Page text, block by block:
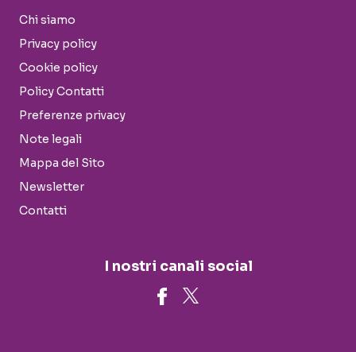
Chi siamo
Privacy policy
Cookie policy
Policy Contatti
Preferenze privacy
Note legali
Mappa del Sito
Newsletter
Contatti
I nostri canali social